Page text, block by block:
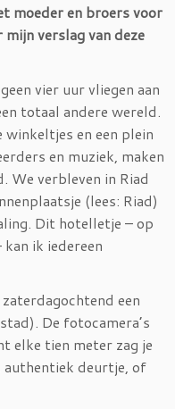
moeder en broers voor
mijn verslag van deze
vier uur vliegen aan
totaal andere wereld.
en een plein
en muziek, maken
We verbleven in Riad
(lees: Riad)
Dit hotelletje – op
ik iedereen
een
De fotocamera’s
elke tien meter zag je
authentiek deurtje, of